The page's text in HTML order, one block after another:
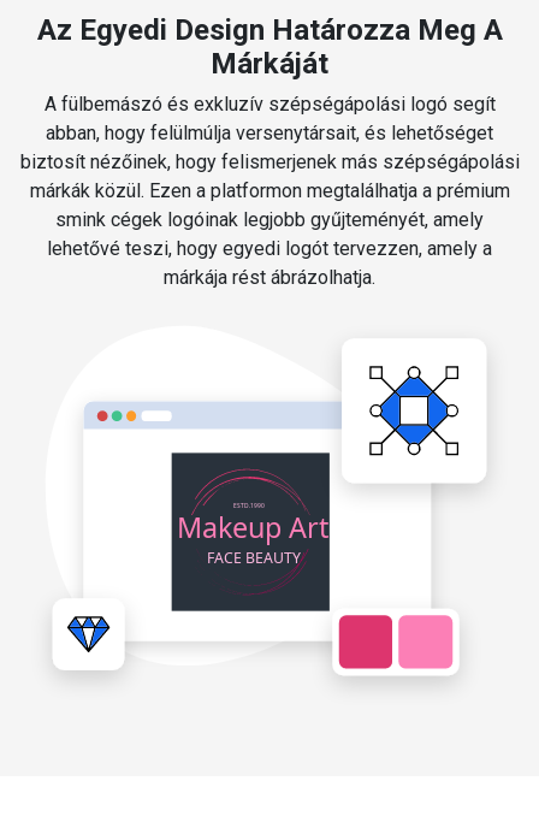
Az Egyedi Design Határozza Meg A
Márkáját
A fülbemászó és exkluzív szépségápolási logó segít
abban, hogy felülmúlja versenytársait, és lehetőséget
biztosít nézőinek, hogy felismerjenek más szépségápolási
márkák közül. Ezen a platformon megtalálhatja a prémium
smink cégek logóinak legjobb gyűjteményét, amely
lehetővé teszi, hogy egyedi logót tervezzen, amely a
márkája rést ábrázolhatja.